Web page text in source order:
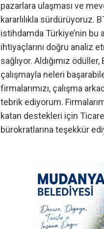
pazarlara ulaşması ve
kararlılıkla sürdürüyoruz.
istihdamda Türkiye’nin
ihtiyaçlarını doğru analiz
sağlıyor. Aldığımız
çalışmayla neleri
firmalarımızı, çalışma
tebrik ediyorum.
katan destekleri için Ticaret
bürokratlarına teşekkür